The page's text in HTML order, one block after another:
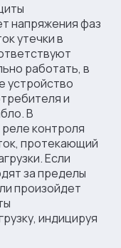
напряжения фаз
утечки в
работать, в
устройство
и
В
контроля
протекающий
Если
за пределы
произойдет
индицируя